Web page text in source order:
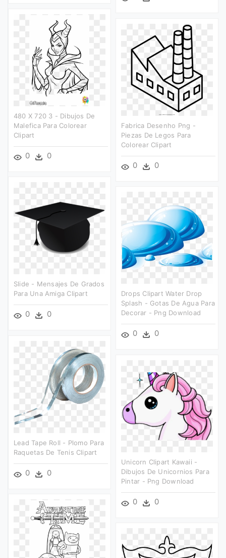
480 X 720 3 - Dibujos De
Malefica Para Colorear
Clipart
0 0
Fabrica Desenho Png -
Piezas De Legos Para
Colorear Clipart
0 0
Slide - Mensajes De Grados
Para Una Amiga Clipart
0 0
Drops Clipart Water Drop
Splash - Gotas De Agua Para
Decorar - Png Download
0 0
Lead Tape Roll - Plomo Para
Raquetas De Tenis Clipart
0 0
Unicorn Clipart Kawaii -
Dibujos De Unicornios Para
Pintar - Png Download
0 0